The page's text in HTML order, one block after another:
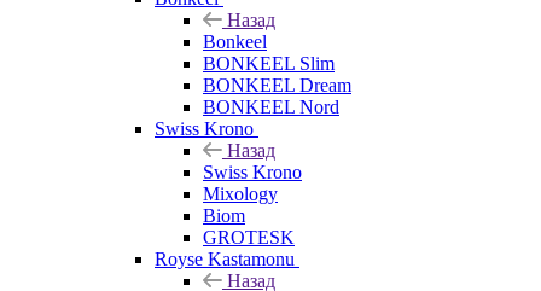
Назад
Bonkeel
BONKEEL Slim
BONKEEL Dream
BONKEEL Nord
Swiss Krono
Назад
Swiss Krono
Mixology
Biom
GROTESK
Royse Kastamonu
Назад